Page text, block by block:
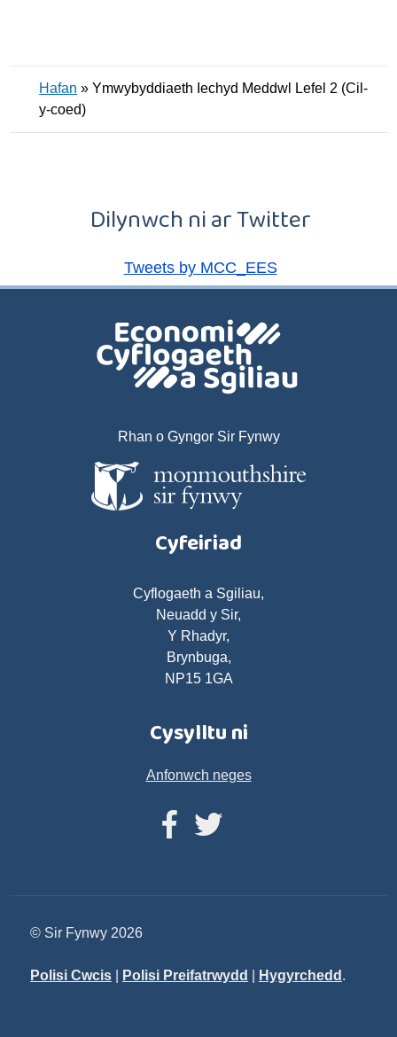
Hafan »Ymwybyddiaeth Iechyd Meddwl Lefel 2 (Cil-
y-coed)
Dilynwch ni ar Twitter
Tweets by MCC_EES
Rhan o Gyngor Sir Fynwy
Cyfeiriad
Cyflogaeth a Sgiliau,
Neuadd y Sir,
Y Rhadyr,
Brynbuga,
NP15 1GA
Cysylltu ni
Anfonwch neges
© Sir Fynwy 2026
Polisi Cwcis| Polisi Preifatrwydd Hygyrchedd .